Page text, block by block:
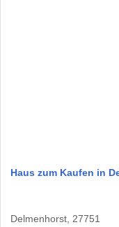
Haus zum Kaufen in
Delmenhorst, 27751